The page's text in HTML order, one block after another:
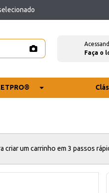
Faça o
criar um carrinho em 3 passos